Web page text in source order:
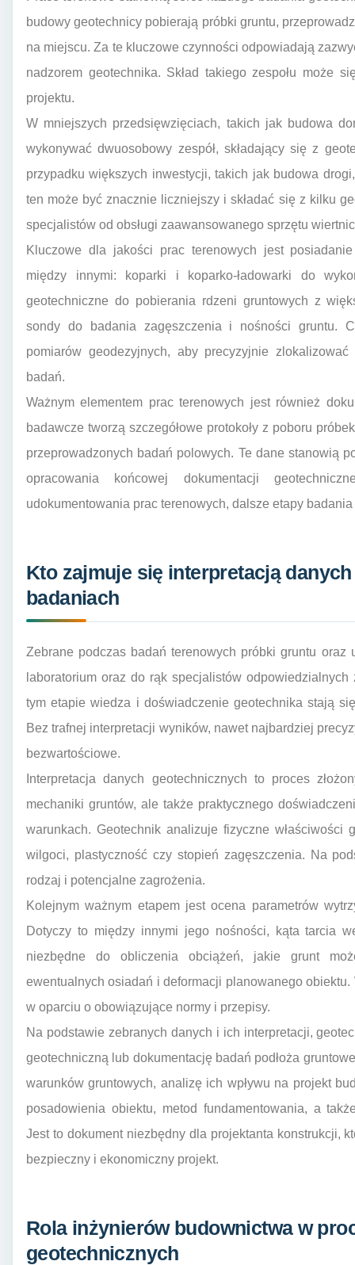
budowy geotechnicy pobierają próbki gruntu,
na miejscu. Za te kluczowe czynności odpowiadają
nadzorem geotechnika. Skład takiego zespołu może
projektu.
W mniejszych przedsięwzięciach, takich jak budowa
wykonywać dwuosobowy zespół, składający się z
przypadku większych inwestycji, takich jak budowa
ten może być znacznie liczniejszy i składać się z kilku
specjalistów od obsługi zaawansowanego sprzętu
Kluczowe dla jakości prac terenowych jest
między innymi: koparki i koparko-ładowarki do
geotechniczne do pobierania rdzeni gruntowych z
sondy do badania zagęszczenia i nośności gruntu.
pomiarów geodezyjnych, aby precyzyjnie
badań.
Ważnym elementem prac terenowych jest również
badawcze tworzą szczegółowe protokoły z poboru
przeprowadzonych badań polowych. Te dane stanowią
opracowania końcowej dokumentacji
udokumentowania prac terenowych, dalsze etapy
Kto zajmuje się interpretacją
badaniach
Zebrane podczas badań terenowych próbki gruntu
laboratorium oraz do rąk specjalistów
tym etapie wiedza i doświadczenie geotechnika stają
Bez trafnej interpretacji wyników, nawet najbardziej
bezwartościowe.
Interpretacja danych geotechnicznych to proces
mechaniki gruntów, ale także praktycznego
warunkach. Geotechnik analizuje fizyczne
wilgoci, plastyczność czy stopień zagęszczenia. Na
rodzaj i potencjalne zagrożenia.
Kolejnym ważnym etapem jest ocena parametrów
Dotyczy to między innymi jego nośności, kąta tarcia
niezbędne do obliczenia obciążeń, jakie grunt
ewentualnych osiadań i deformacji planowanego
w oparciu o obowiązujące normy i przepisy.
Na podstawie zebranych danych i ich interpretacji,
geotechniczną lub dokumentację badań podłoża
warunków gruntowych, analizę ich wpływu na projekt
posadowienia obiektu, metod fundamentowania, a
Jest to dokument niezbędny dla projektanta konstrukcji,
bezpieczny i ekonomiczny projekt.
Rola inżynierów budownictwa w
geotechnicznych